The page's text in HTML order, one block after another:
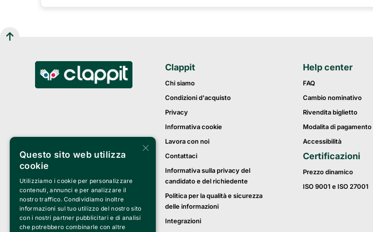
Clappit
Chi siamo
Condizioni d'acquisto
Privacy
Informativa cookie
Lavora con noi
Contattaci
Informativa sulla privacy del
candidato e del richiedente
Politica per la qualità e sicurezza
delle informazioni
Integrazioni
Help center
FAQ
Cambio nominativo
Rivendita biglietto
Modalita di pagamento
Accessibilità
Certificazioni
Prezzo dinamico
ISO 9001 e ISO 27001
×
Questo sito web utilizza
cookie
Utilizziamo i cookie per personalizzare
contenuti, annunci e per analizzare il
nostro traffico. Condividiamo inoltre
informazioni sul tuo utilizzo del nostro sito
con i nostri partner pubblicitari e di analisi
che potrebbero combinarle con altre